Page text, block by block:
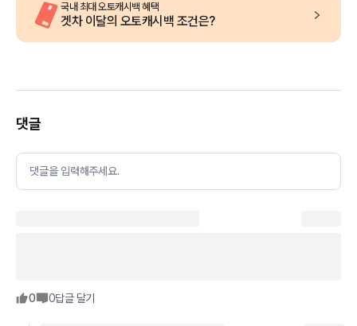
국내 최대 오토캐시백 혜택
겟차 이달의 오토캐시백 조건은?
댓글
댓글을 입력해주세요.
0 0답글 달기